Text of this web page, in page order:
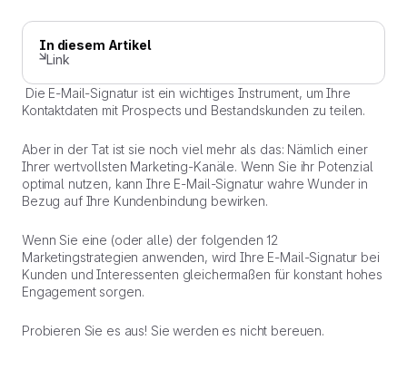
In diesem Artikel
Link
Die E-Mail-Signatur ist ein wichtiges Instrument, um Ihre
Kontaktdaten mit Prospects und Bestandskunden zu teilen.
Aber in der Tat ist sie noch viel mehr als das: Nämlich einer
Ihrer wertvollsten Marketing-Kanäle. Wenn Sie ihr Potenzial
optimal nutzen, kann Ihre E-Mail-Signatur wahre Wunder in
Bezug auf Ihre Kundenbindung bewirken.
Wenn Sie eine (oder alle) der folgenden 12
Marketingstrategien anwenden, wird Ihre E-Mail-Signatur bei
Kunden und Interessenten gleichermaßen für konstant hohes
Engagement sorgen.
Probieren Sie es aus! Sie werden es nicht bereuen.